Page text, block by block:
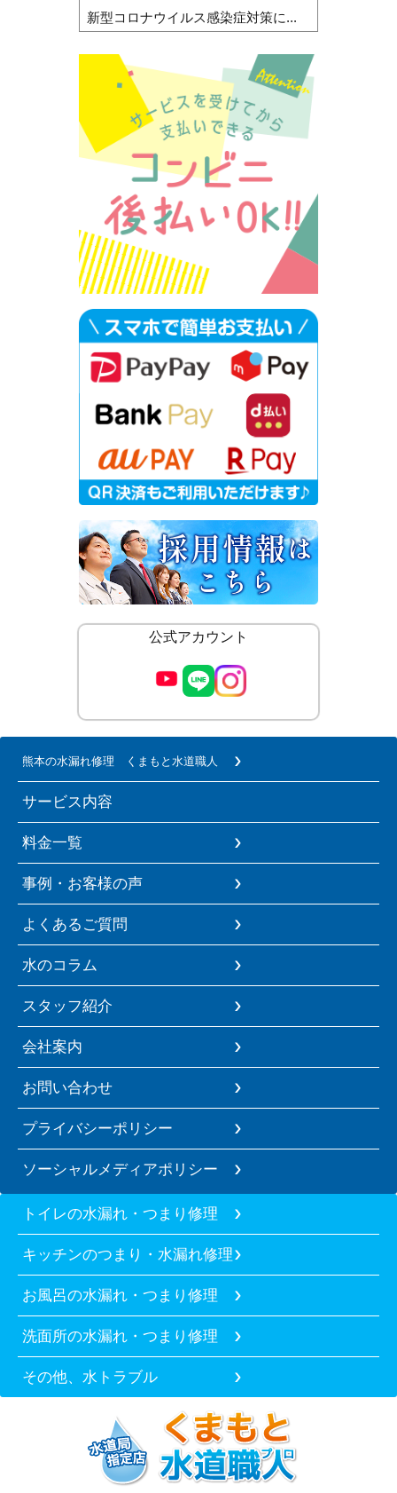
新型コロナウイルス感染症対策に...
公式アカウント
熊本の水漏れ修理 くまもと水道職人
サービス内容
料金一覧
事例・お客様の声
よくあるご質問
水のコラム
スタッフ紹介
会社案内
お問い合わせ
プライバシーポリシー
ソーシャルメディアポリシー
トイレの水漏れ・つまり修理
キッチンのつまり・水漏れ修理
お風呂の水漏れ・つまり修理
洗面所の水漏れ・つまり修理
その他、水トラブル